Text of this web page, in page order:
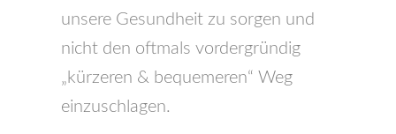
unsere Gesundheit zu sorgen und
nicht den oftmals vordergründig
„kürzeren & bequemeren“ Weg
einzuschlagen.